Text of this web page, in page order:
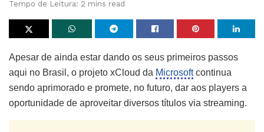
Tempo de Leitura: 2 mins read
Apesar de ainda estar dando os seus primeiros passos
aqui no Brasil, o projeto xCloud da Microsoftcontinua
sendo aprimorado e promete, no futuro, dar aos players a
oportunidade de aproveitar diversos títulos via streaming.